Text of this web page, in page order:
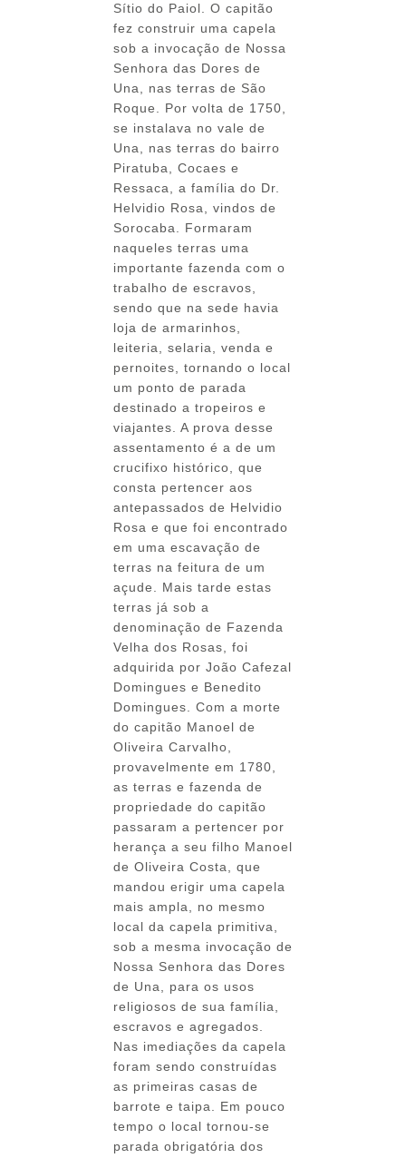
Sítio do Paiol. O capitão
fez construir uma capela
sob a invocação de Nossa
Senhora das Dores de
Una, nas terras de São
Roque. Por volta de 1750,
se instalava no vale de
Una, nas terras do bairro
Piratuba, Cocaes e
Ressaca, a família do Dr.
Helvidio Rosa, vindos de
Sorocaba. Formaram
naqueles terras uma
importante fazenda com o
trabalho de escravos,
sendo que na sede havia
loja de armarinhos,
leiteria, selaria, venda e
pernoites, tornando o local
um ponto de parada
destinado a tropeiros e
viajantes. A prova desse
assentamento é a de um
crucifixo histórico, que
consta pertencer aos
antepassados de Helvidio
Rosa e que foi encontrado
em uma escavação de
terras na feitura de um
açude. Mais tarde estas
terras já sob a
denominação de Fazenda
Velha dos Rosas, foi
adquirida por João Cafezal
Domingues e Benedito
Domingues. Com a morte
do capitão Manoel de
Oliveira Carvalho,
provavelmente em 1780,
as terras e fazenda de
propriedade do capitão
passaram a pertencer por
herança a seu filho Manoel
de Oliveira Costa, que
mandou erigir uma capela
mais ampla, no mesmo
local da capela primitiva,
sob a mesma invocação de
Nossa Senhora das Dores
de Una, para os usos
religiosos de sua família,
escravos e agregados.
Nas imediações da capela
foram sendo construídas
as primeiras casas de
barrote e taipa. Em pouco
tempo o local tornou-se
parada obrigatória dos